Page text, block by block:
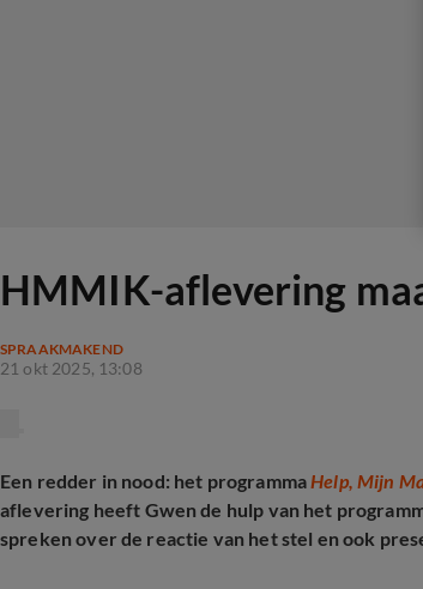
HMMIK-aflevering
SPRAAKMAKEND
21 okt 2025, 13:08
Een redder in nood: het programmaHelp, Mijn
aflevering heeft Gwen de hulp van het
spreken over de reactie van het stel en ook